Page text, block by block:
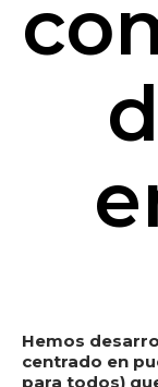
Hemos
centrado en
para todos)